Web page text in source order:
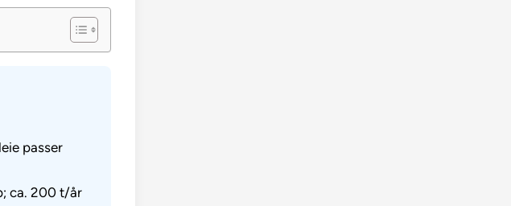
passer
ca. 200 t/år